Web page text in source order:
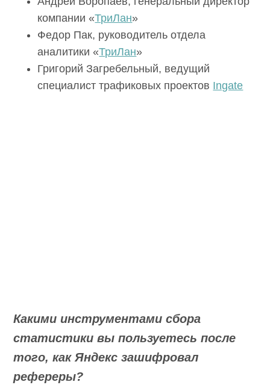
Андрей Воропаев, генеральный
директор компании «ТриЛан»
Федор Пак, руководитель отдела
аналитики «ТриЛан»
Григорий Загребельный, ведущий
Какими инструментами сбора
статистики вы пользуетесь после того,
как Яндекс зашифровал рефереры?